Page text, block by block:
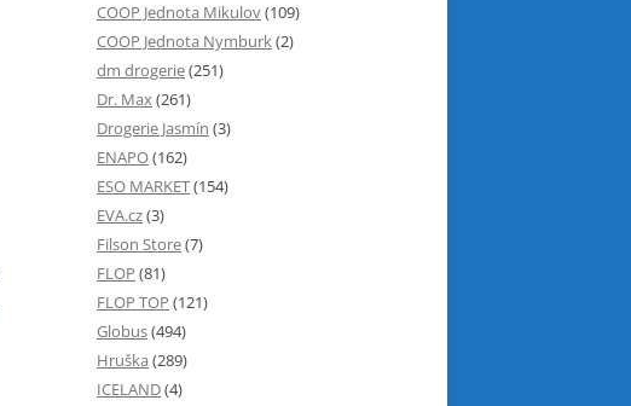
COOP Jednota Mikulov(109)
COOP Jednota Nymburk(2)
dm drogerie(251)
Dr. Max(261)
Drogerie Jasmín (3)
ENAPO(162)
ESO MARKET(154)
EVA.cz(3)
Filson Store(7)
FLOP (81)
FLOP TOP (121)
Globus(494)
Hruška (289)
ICELAND(4)